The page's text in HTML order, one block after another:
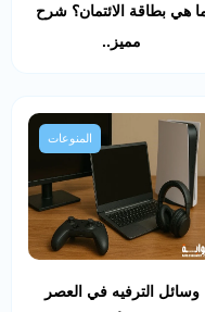
هي بطاقة الائتمان؟ شرح
مميز..
المنوعات
وسائل الترفيه في العصر